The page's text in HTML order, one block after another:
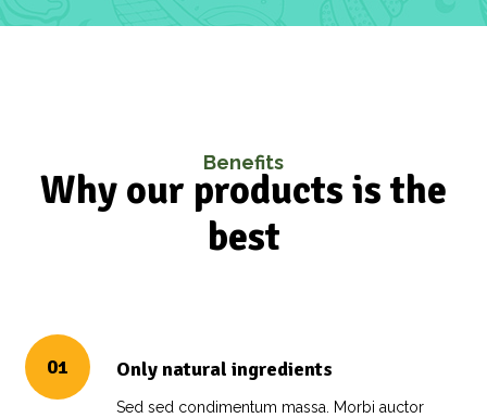
Benefits
Why our products is the
best
01 Only natural ingredients
Sed sed condimentum massa. Morbi auctor